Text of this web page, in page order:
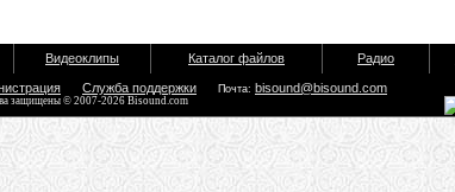
Видеоклипы Каталог файлов Радио
Служба поддержки Почта: bisound@bisound.com
защищены © 2007-2026 Bisound.com